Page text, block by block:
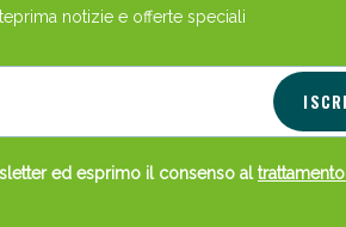
notizie e offerte speciali
ed esprimo il consenso al